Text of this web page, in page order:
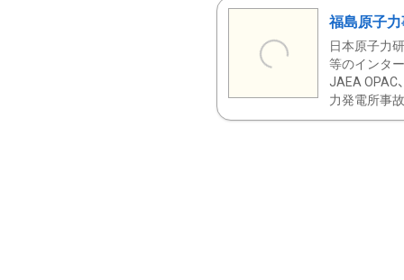
福島原子
日本原子力
等のインタ
JAEA OPAC
力発電所事